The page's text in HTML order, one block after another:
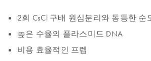
2회 CsCl 구배 원심분리와 동등한 순
높은 수율의 플라스미드 DNA
비용 효율적인 프렙